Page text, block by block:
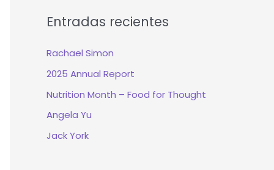
c
r
:
Entradas recientes
Rachael Simon
2025 Annual Report
Nutrition Month – Food for Thought
Angela Yu
Jack York